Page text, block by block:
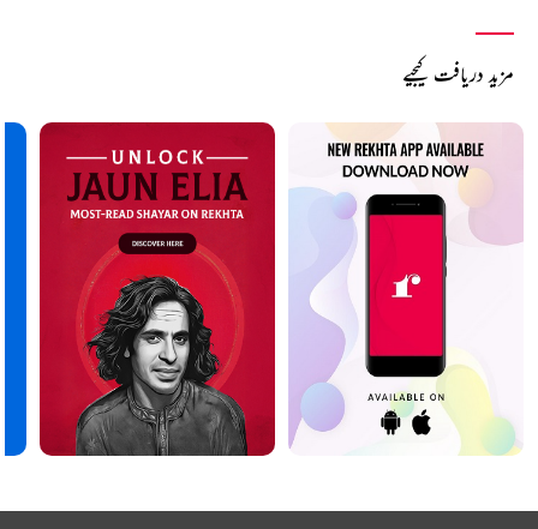
مزید دریافت کیجیے